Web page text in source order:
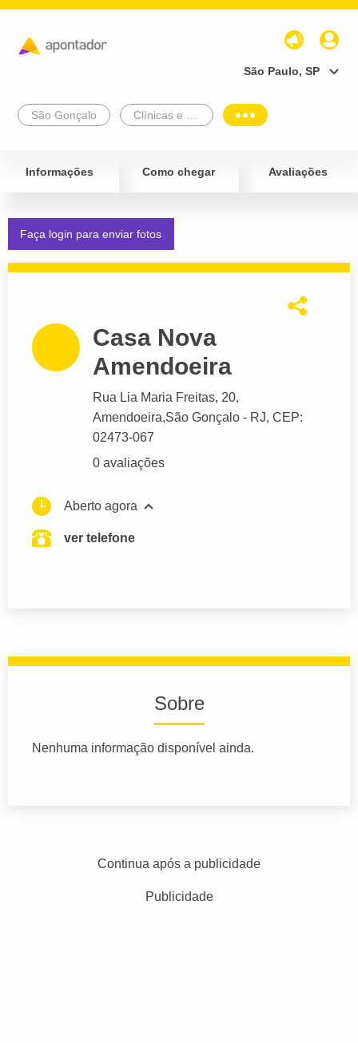
São Paulo, SP
São Gonçalo
Informações Como chegar Avaliações
Faça login para enviar fotos
Casa Nova
Amendoeira
Rua Lia Maria Freitas, 20,
Amendoeira,São Gonçalo - RJ, CEP:
02473-067
0 avaliações
Aberto agora
ver telefone
Sobre
Nenhuma informação disponível ainda.
Continua após a publicidade
Publicidade